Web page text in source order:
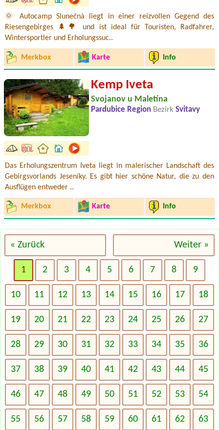
🌞 Autocamp Slunečná liegt in einer reizvollen Gegend des
Riesengebirges 🌲🌳 und ist ideal für Touristen, Radfahrer,
Wintersportler und Erholungssuc..
Merkbox Karte Info
Kemp Iveta
Svojanov u Maletína
Pardubice Region Bezirk Svitavy
Das Erholungszentrum Iveta liegt in malerischer Landschaft des
Gebirgsvorlands Jeseníky. Es gibt hier schöne Natur, die zu den
Ausflügen entweder ..
Merkbox Karte Info
« Zurück Weiter »
1 2 3 4 5 6 7 8 9
10 11 12 13 14 15 16 17 18
19 20 21 22 23 24 25 26 27
28 29 30 31 32 33 34 35 36
37 38 39 40 41 42 43 44 45
46 47 48 49 50 51 52 53 54
55 56 57 58 59 60 61 62 63